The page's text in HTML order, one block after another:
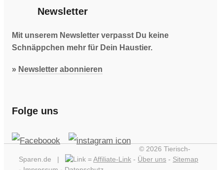
Newsletter
Mit unserem Newsletter verpasst Du keine
Schnäppchen mehr für Dein Haustier.
» Newsletter abonnieren
Folge uns
© 2026 Tierisch-
Sparen.de |
=Affiliate-Link - Über uns - Sitemap